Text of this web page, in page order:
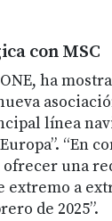
con MSC
ha
línea
“En
una
extremo a
de 2025”.